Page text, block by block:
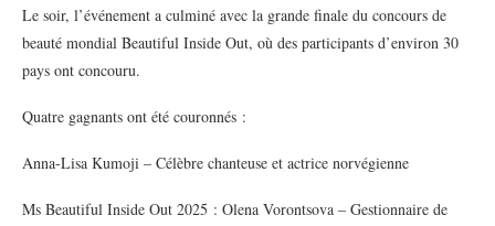
Le soir, l’événement a culminé avec la grande finale du concours de
beauté mondial Beautiful Inside Out, où des participants d’environ 30
pays ont concouru.
Quatre gagnants ont été couronnés :
Anna-Lisa Kumoji – Célèbre chanteuse et actrice norvégienne
Ms Beautiful Inside Out 2025 : Olena Vorontsova – Gestionnaire de